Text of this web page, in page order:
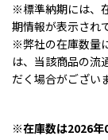
※標準納期には、
期情報が表示され
※弊社の在庫数量
は、当該商品の流
だく場合がござい
※在庫数は2026年